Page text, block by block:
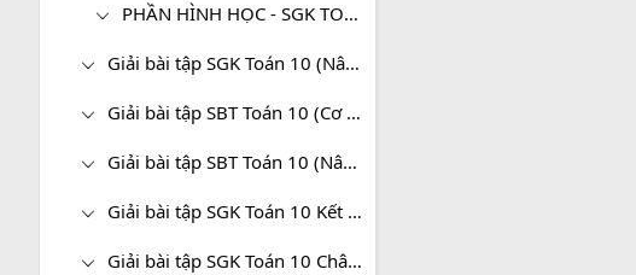
PHẦN HÌNH HỌC - SGK TOÁN 10 (CƠ BẢN)
Giải bài tập SGK Toán 10 (Nâng cao)
Giải bài tập SBT Toán 10 (Cơ bản)
Giải bài tập SBT Toán 10 (Nâng cao)
Giải bài tập SGK Toán 10 Kết nối tri thức
Giải bài tập SGK Toán 10 Chân trời sáng tạo